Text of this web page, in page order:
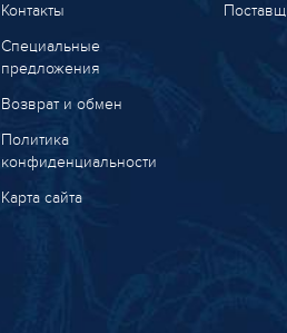
Контакты
Специальные
предложения
Возврат и обмен
Политика
конфиденциальности
Карта сайта